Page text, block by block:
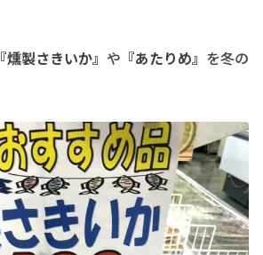
『燻製さきいか』 や 『あたりめ』 を冬の